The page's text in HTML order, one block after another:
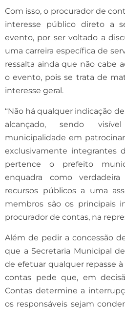
Com isso, o procurador de
interesse público direto a
evento, por ser voltado a
uma carreira específica de
ressalta ainda que não cabe
o evento, pois se trata de
interesse geral.
“Não há qualquer indicação
alcançado, sendo
municipalidade em
exclusivamente integrantes
pertence o prefeito
enquadra como
recursos públicos a uma
membros são os principais
procurador de contas, na
Além de pedir a concessão
que a Secretaria Municipal
de efetuar qualquer repasse à
contas pede que, em
Contas determine a
os responsáveis sejam